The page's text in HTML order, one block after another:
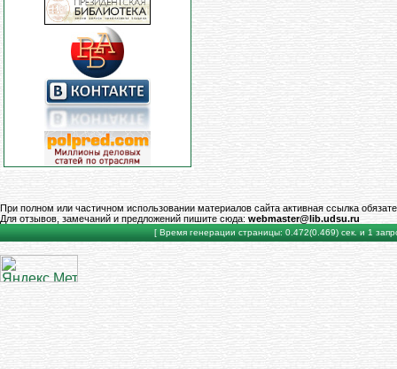
При полном или частичном использовании материалов сайта активная ссылка
Для отзывов, замечаний и предложений пишите сюда: webmaster@lib.udsu.ru
[ Время генерации страницы: 0.472(0.469) сек. и 1